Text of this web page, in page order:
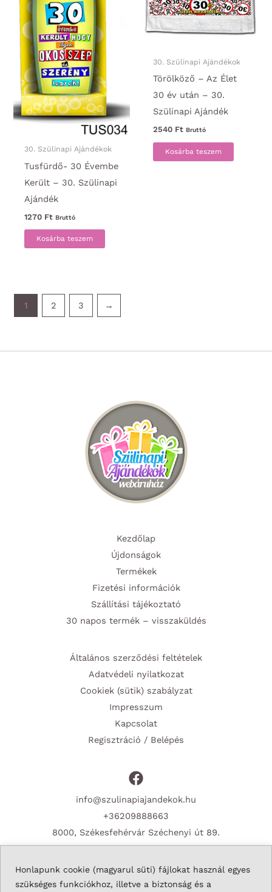
Honlapunk cookie (magyarul süti) fájlokat használ egyes
szükséges funkciókhoz, illetve a biztonság és a
30. Szülinapi Ajándékok
Tusfürdő- 30 Évembe
Került – 30. Szülinapi
Ajándék
1270 Ft Bruttó
Kosárba teszem
30. Szülinapi Ajándékok
Törölköző – Az Élet
30 év után – 30.
Szülinapi Ajándék
2540 Ft Bruttó
Kosárba teszem
1 2 3 →
Kezdőlap
Újdonságok
Termékek
Fizetési információk
Szállítási tájékoztató
30 napos termék – visszaküldés
Általános szerződési feltételek
Adatvédeli nyilatkozat
Cookiek (sütik) szabályzat
Impresszum
Kapcsolat
Regisztráció / Belépés
info@szulinapiajandekok.hu
+36209888663
8000, Székesfehérvár Széchenyi út 89.